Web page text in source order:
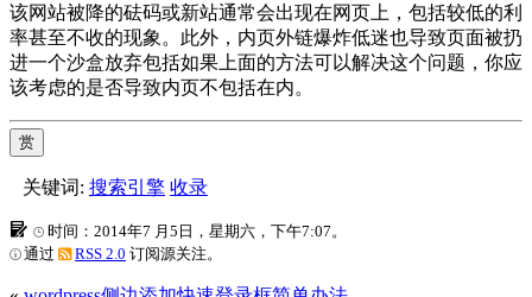
该网站被降的砝码或新站通常会出现在网页上，包括较低的利
率甚至不收的现象。此外，内页外链爆炸低迷也导致页面被扔
进一个沙盒放弃包括如果上面的方法可以解决这个问题，你应
该考虑的是否导致内页不包括在内。
赏
关键词: 搜索引擎 收录
时间：2014年7 月5日，星期六，下午7:07。
通过
RSS 2.0 订阅源关注。